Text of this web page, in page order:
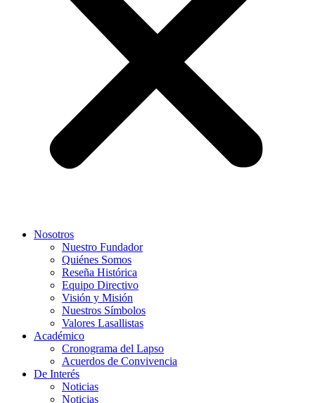
Nosotros
Nuestro Fundador
Quiénes Somos
Reseña Histórica
Equipo Directivo
Visión y Misión
Nuestros Símbolos
Valores Lasallistas
Académico
Cronograma del Lapso
Acuerdos de Convivencia
De Interés
Noticias
Noticias